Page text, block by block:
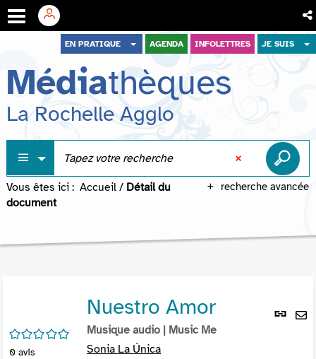
menu
contenu
recherche
EN PRATIQUE AGENDA INFOLETTRES JE SUIS
Médiathèques
La Rochelle Agglo
recherche avancée
Vous êtes ici : Accueil / Détail du
document
Lien
/5
0 avis
Nuestro Amor
Musique audio | Music Me
Sonia La Única